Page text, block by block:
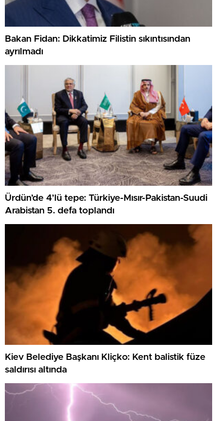
Bakan Fidan: Dikkatimiz Filistin sıkıntısından
ayrılmadı
Ürdün’de 4’lü tepe: Türkiye-Mısır-Pakistan-Suudi
Arabistan 5. defa toplandı
Kiev Belediye Başkanı Kliçko: Kent balistik füze
saldırısı altında